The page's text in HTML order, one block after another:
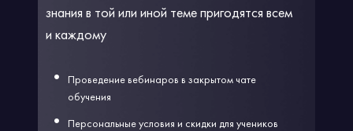
знания в той или иной теме пригодятся всем
и каждому
Проведение вебинаров в закрытом чате
обучения
Персональные условия и скидки для учеников